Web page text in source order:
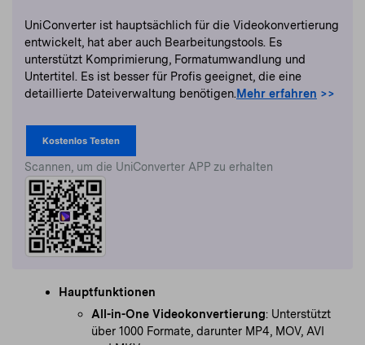
UniConverter ist hauptsächlich für die Videokonvertierung
entwickelt, hat aber auch Bearbeitungstools. Es
unterstützt Komprimierung, Formatumwandlung und
Untertitel. Es ist besser für Profis geeignet, die eine
detaillierte Dateiverwaltung benötigen.Mehr erfahren >>
Kostenlos Testen
Scannen, um die UniConverter APP zu erhalten
Hauptfunktionen
All-in-One Videokonvertierung: Unterstützt
über 1000 Formate, darunter MP4, MOV, AVI